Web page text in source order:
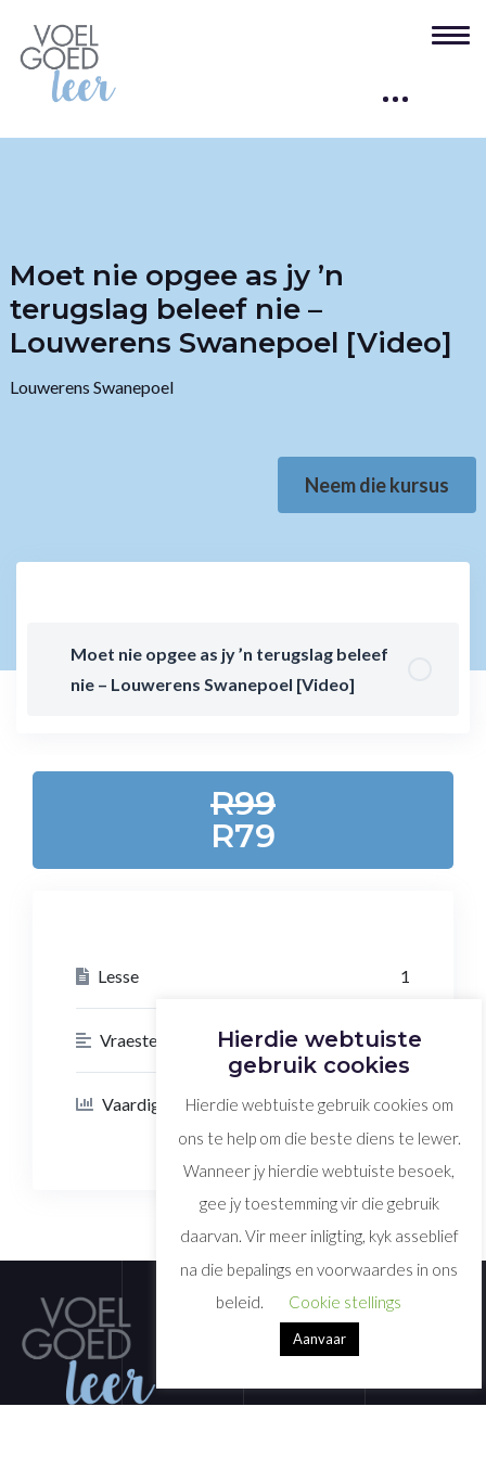
Moet nie opgee as jy ’n
terugslag beleef nie –
Louwerens Swanepoel [Video]
Louwerens Swanepoel
Neem die kursus
Moet nie opgee as jy ’n terugslag beleef
nie – Louwerens Swanepoel [Video]
R99
R79
Lesse 1
Vraestelle 0
Vaardigheid Vlak Advanced Vlak
Hierdie webtuiste
gebruik cookies
Hierdie webtuiste gebruik cookies om
ons te help om die beste diens te lewer.
Wanneer jy hierdie webtuiste besoek,
gee jy toestemming vir die gebruik
daarvan. Vir meer inligting, kyk asseblief
na die bepalings en voorwaardes in ons
beleid.
Cookie stellings
Aanvaar